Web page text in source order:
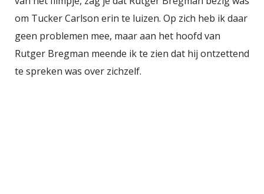
om Tucker Carlson erin te luizen. Op zich heb ik daar
geen problemen mee, maar aan het hoofd van
Rutger Bregman meende ik te zien dat hij ontzettend
te spreken was over zichzelf.